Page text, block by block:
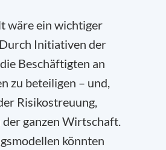
wäre ein wichtiger
Initiativen der
Beschäftigten an
zu beteiligen – und,
Risikostreuung,
der ganzen Wirtschaft.
könnten